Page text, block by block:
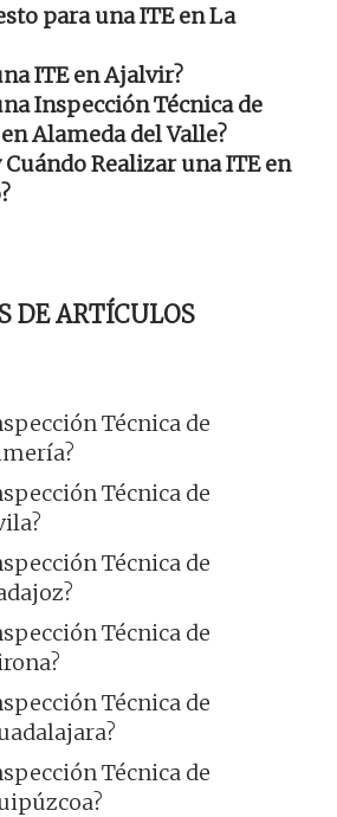
para una ITE en La
ITE en Ajalvir?
Inspección Técnica de
Alameda del Valle?
Cuándo Realizar una ITE en
DE ARTÍCULOS
Técnica de
Técnica de
Técnica de
Técnica de
Técnica de
Técnica de